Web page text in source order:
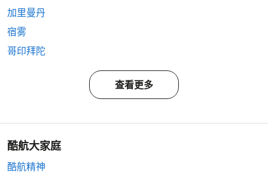
加里曼丹
宿雾
哥印拜陀
查看更多
酷航大家庭
酷航精神